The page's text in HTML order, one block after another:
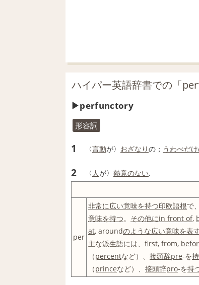
ハイパー英語辞書での「
perfunctory
形容詞
1 〈言動が〉 おざなりの； うわべだ
2 〈 人が〉 熱意のない.
per
非常に広い意味を持つ印欧語根で、
意味を持つ。 その他にin front of,
at, aroundのような広い意味を表
主な派生語には、 first, from,
（percentなど）、 接頭辞pre-を
（princeなど）、 接頭辞pro-を持